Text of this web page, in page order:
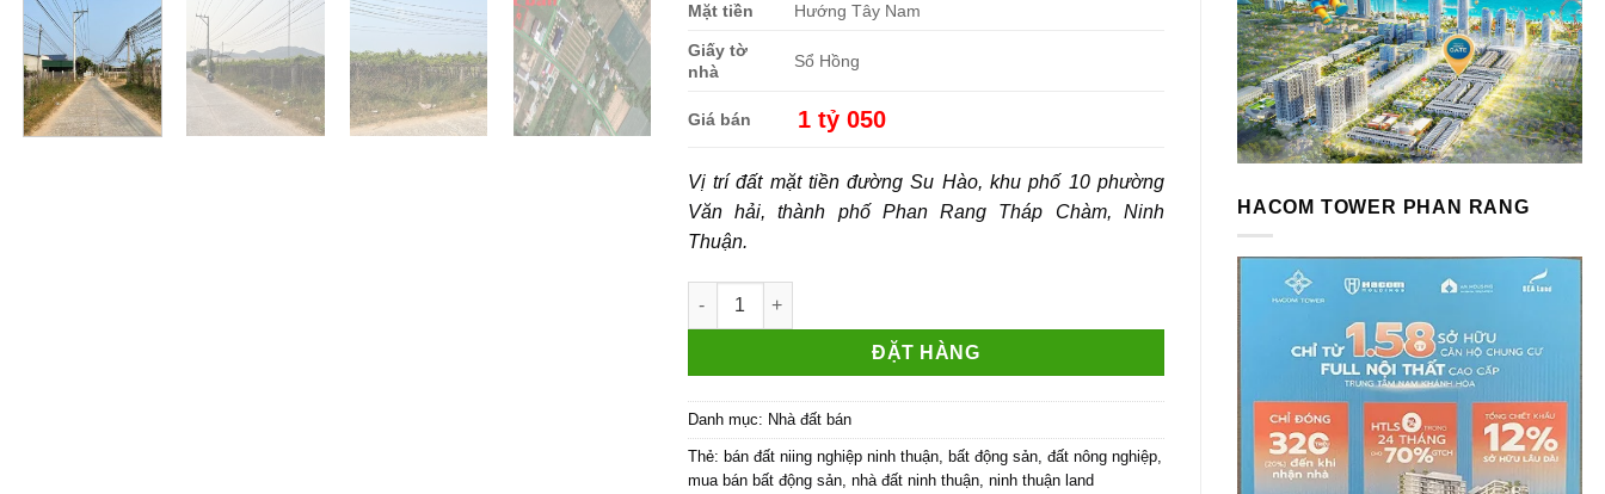
Mặt tiền Hướng Tây Nam
Giấy tờ
nhà
Sổ Hồng
Giá bán 1 tỷ 050
Vị trí đất mặt tiền đường Su Hào, khu phố 10 phường
Văn hải, thành phố Phan Rang Tháp Chàm, Ninh
Thuận.
Cần bán 300m2 mặt tiền đường Su Hào phường Văn Hải số lượng
ĐẶT HÀNG
Danh mục: Nhà đất bán
Thẻ: bán đất niing nghiệp ninh thuận, bất động sản, đất nông nghiệp,
mua bán bất động sản, nhà đất ninh thuận, ninh thuận land
HACOM TOWER PHAN RANG